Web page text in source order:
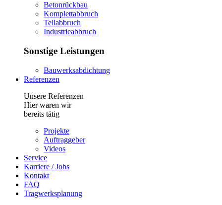
Betonrückbau
Komplettabbruch
Teilabbruch
Industrieabbruch
Sonstige Leistungen
Bauwerksabdichtung
Referenzen
Unsere Referenzen
Hier waren wir
bereits tätig
Projekte
Auftraggeber
Videos
Service
Karriere / Jobs
Kontakt
FAQ
Tragwerksplanung